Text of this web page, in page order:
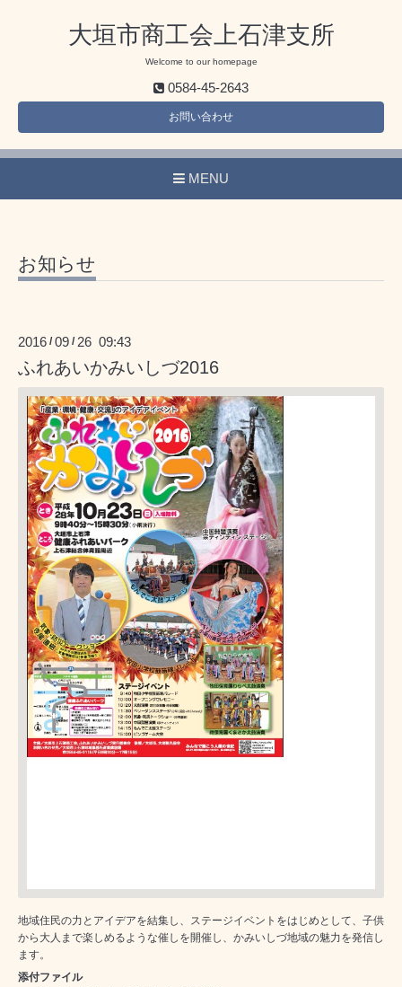
大垣市商工会上石津支所
Welcome to our homepage
0584-45-2643
お問い合わせ
MENU
お知らせ
2016 /09 / 26 09:43
ふれあいかみいしづ2016
地域住民の力とアイデアを結集し、ステージイベントをはじめとして、子供
から大人まで楽しめるような催しを開催し、かみいしづ地域の魅力を発信し
ます。
添付ファイル